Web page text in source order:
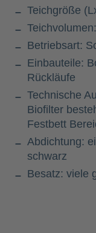
Teichgröße
Betriebsart:
Einbauteile:
Rückläufe
Technische
Biofilter
Festbett
Abdichtung:
schwarz
Besatz: viele